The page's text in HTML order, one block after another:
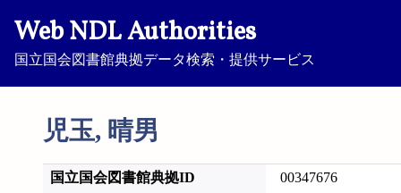
Web NDL Authorities
国立国会図書館典拠データ検索・提供サービス
児玉, 晴男
国立国会図書館典拠ID 00347676